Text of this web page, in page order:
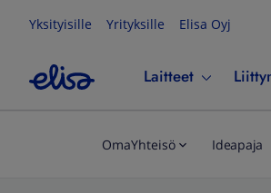
Yksityisille Yrityksille Elisa Oyj
Laitteet
OmaYhteisö Ideapaja